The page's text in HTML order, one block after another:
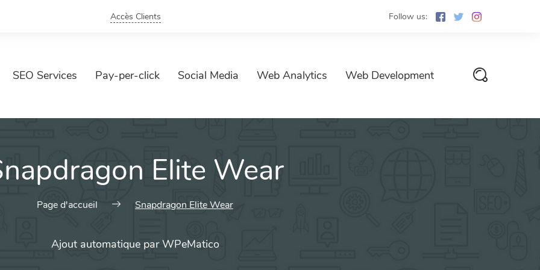
Accès Clients Follow us:
SEO Services Pay-per-click Social Media Web Analytics Web Development
Elite Wear
Page d'accueil Snapdragon Elite Wear
Ajout automatique par WPeMatico